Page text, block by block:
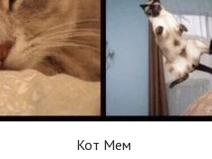
Кот Мем